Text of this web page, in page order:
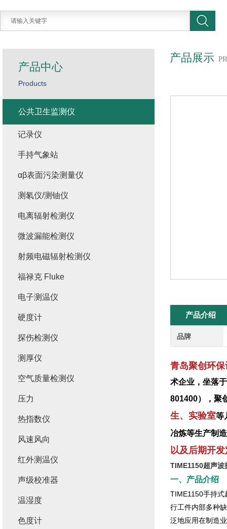
产品展示
产品介绍
品牌
青岛聚创环
术企业，坐落
801400），聚
生、实验室等
冶炼等生产制
以及后期开
TIME1150超声波
一、产品介绍
TIME1150手持式
行工件内部多种
泛地应用在制造
产品中心
Products
公共卫生监测仪
记录仪
手持气象站
αβ表面污染测量仪
测氡仪/测铀仪
电离辐射检测仪
微波漏能检测仪
射频电磁辐射检测仪
福禄克 Fluke
电子测温仪
硬度计
探伤检测仪
测厚仪
空气质量检测仪
压力
热指数仪
风速风向
红外测温仪
声级校准器
温湿度
色度计